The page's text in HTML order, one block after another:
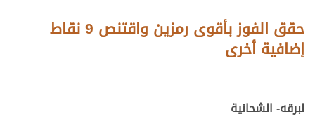
.
حقق الفوز بأقوى رمزين واقتنص 9 نقاط
إضافية أخرى.
.
.
لبرقه- الشحانية